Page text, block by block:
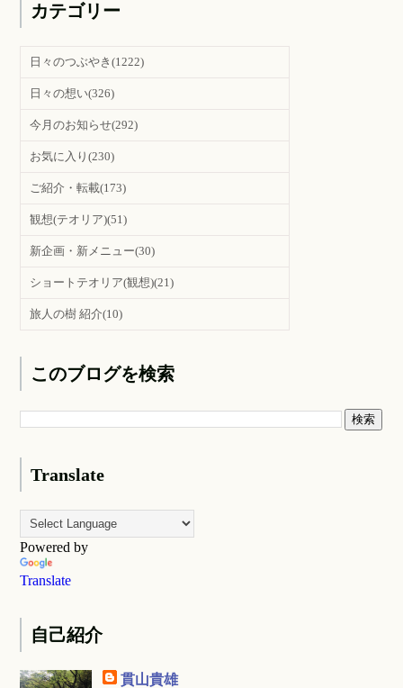
カテゴリー
日々のつぶやき(1222)
日々の想い(326)
今月のお知らせ(292)
お気に入り(230)
ご紹介・転載(173)
観想(テオリア)(51)
新企画・新メニュー(30)
ショートテオリア(観想)(21)
旅人の樹 紹介(10)
このブログを検索
Translate
Powered by
Translate
自己紹介
貫山貴雄